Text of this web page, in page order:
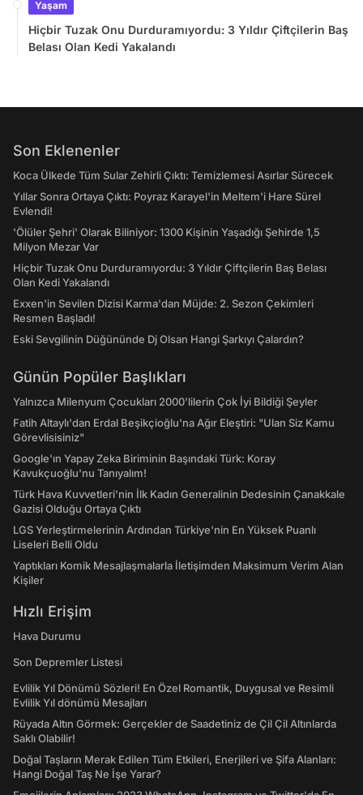
Yaşam
Hiçbir Tuzak Onu Durduramıyordu: 3 Yıldır Çiftçilerin Baş
Belası Olan Kedi Yakalandı
Son Eklenenler
Koca Ülkede Tüm Sular Zehirli Çıktı: Temizlemesi Asırlar Sürecek
Yıllar Sonra Ortaya Çıktı: Poyraz Karayel'in Meltem'i Hare Sürel
Evlendi!
'Ölüler Şehri' Olarak Biliniyor: 1300 Kişinin Yaşadığı Şehirde 1,5
Milyon Mezar Var
Hiçbir Tuzak Onu Durduramıyordu: 3 Yıldır Çiftçilerin Baş Belası
Olan Kedi Yakalandı
Exxen'in Sevilen Dizisi Karma'dan Müjde: 2. Sezon Çekimleri
Resmen Başladı!
Eski Sevgilinin Düğününde Dj Olsan Hangi Şarkıyı Çalardın?
Günün Popüler Başlıkları
Yalnızca Milenyum Çocukları 2000'lilerin Çok İyi Bildiği Şeyler
Fatih Altaylı'dan Erdal Beşikçioğlu'na Ağır Eleştiri: "Ulan Siz Kamu
Görevlisisiniz"
Google'ın Yapay Zeka Biriminin Başındaki Türk: Koray
Kavukçuoğlu'nu Tanıyalım!
Türk Hava Kuvvetleri'nin İlk Kadın Generalinin Dedesinin Çanakkale
Gazisi Olduğu Ortaya Çıktı
LGS Yerleştirmelerinin Ardından Türkiye'nin En Yüksek Puanlı
Liseleri Belli Oldu
Yaptıkları Komik Mesajlaşmalarla İletişimden Maksimum Verim Alan
Kişiler
Hızlı Erişim
Hava Durumu
Son Depremler Listesi
Evlilik Yıl Dönümü Sözleri! En Özel Romantik, Duygusal ve Resimli
Evlilik Yıl dönümü Mesajları
Rüyada Altın Görmek: Gerçekler de Saadetiniz de Çil Çil Altınlarda
Saklı Olabilir!
Doğal Taşların Merak Edilen Tüm Etkileri, Enerjileri ve Şifa Alanları:
Hangi Doğal Taş Ne İşe Yarar?